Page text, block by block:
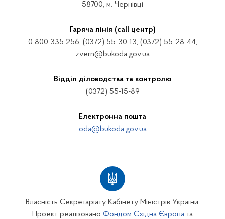
58700, м. Чернівці
Гаряча лінія (call центр)
0 800 335 256, (0372) 55-30-13, (0372) 55-28-44,
zvern@bukoda.gov.ua
Відділ діловодства та контролю
(0372) 55-15-89
Електронна пошта
oda@bukoda.gov.ua
Власність Секретаріату Кабінету Міністрів України.
Проект реалізовано Фондом Східна Європа та